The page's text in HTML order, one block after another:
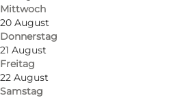
Mittwoch
20 August
Donnerstag
21 August
Freitag
22 August
Samstag